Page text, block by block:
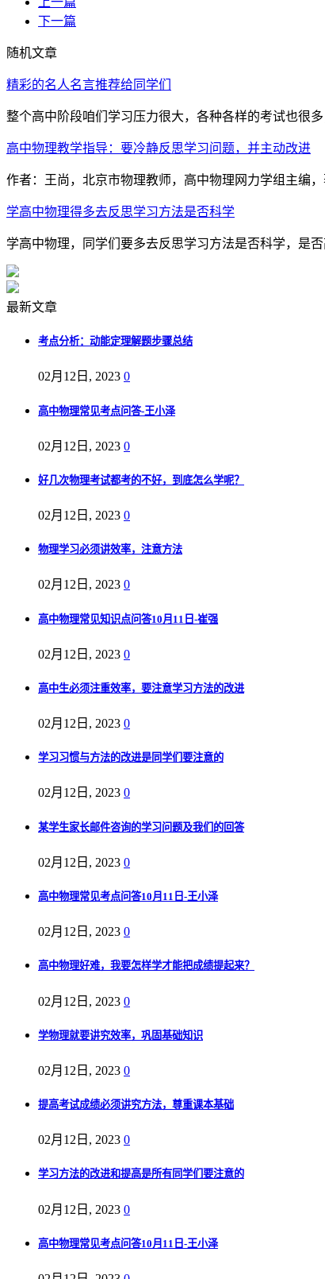
下一篇
随机文章
精彩的名人名言推荐给同学们
整个高中阶段咱们学习压力很大，各种各样的考试也很
高中物理教学指导：要冷静反思学习问题，并主动改进
作者：王尚，北京市物理教师，高中物理网力学组主编
学高中物理得多去反思学习方法是否科学
学高中物理，同学们要多去反思学习方法是否科学，是
最新文章
考点分析：动能定理解题步骤总结
02月12日, 2023 0
高中物理常见考点问答-王小泽
02月12日, 2023 0
好几次物理考试都考的不好，到底怎么学呢？
02月12日, 2023 0
物理学习必须讲效率，注意方法
02月12日, 2023 0
高中物理常见知识点问答10月11日-崔强
02月12日, 2023 0
高中生必须注重效率，要注意学习方法的改进
02月12日, 2023 0
学习习惯与方法的改进是同学们要注意的
02月12日, 2023 0
某学生家长邮件咨询的学习问题及我们的回答
02月12日, 2023 0
高中物理常见考点问答10月11日-王小泽
02月12日, 2023 0
高中物理好难，我要怎样学才能把成绩提起来？
02月12日, 2023 0
学物理就要讲究效率，巩固基础知识
02月12日, 2023 0
提高考试成绩必须讲究方法，尊重课本基础
02月12日, 2023 0
学习方法的改进和提高是所有同学们要注意的
02月12日, 2023 0
高中物理常见考点问答10月11日-王小泽